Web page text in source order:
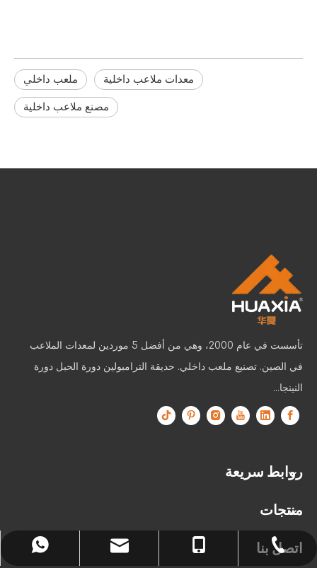
ملعب داخلي معدات ملاعب داخلية
مصنع ملاعب داخلية
تأسست في عام 2000، وهي من أفضل 5 موردين لمعدات الملاعب
في الصين. تصنيع ملعب داخلي. حديقة الترامبولين دورة الحبل دورة
النينجا...
+86-577-67499999
+86-18066498819
sale1@huaxiatoys.com
+8618066498819
روابط سريعة
منتجات
اتصل بنا